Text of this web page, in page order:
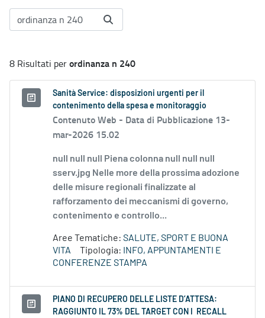
8 Risultati perordinanza n 240
Sanità Service: disposizioni urgenti per il
contenimento della spesa e monitoraggio
Contenuto Web - Data di Pubblicazione 13-
mar-2026 15.02
null null null Piena colonna null null null
sserv.jpg Nelle more della prossima adozione
delle misure regionali finalizzate al
rafforzamento dei meccanismi di governo,
contenimento e controllo...
Aree Tematiche: SALUTE, SPORT E BUONA
VITA
Tipologia:
INFO, APPUNTAMENTI E
CONFERENZE STAMPA
PIANO DI RECUPERO DELLE LISTE D’ATTESA:
RAGGIUNTO IL 73% DEL TARGET CON I RECALL